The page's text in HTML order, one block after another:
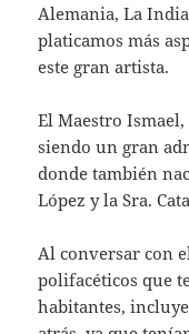
Alemania, La
platicamos más
este gran artista.
El Maestro Ismael,
siendo un gran
donde también
López y la Sra.
Al conversar con
polifacéticos que
habitantes,